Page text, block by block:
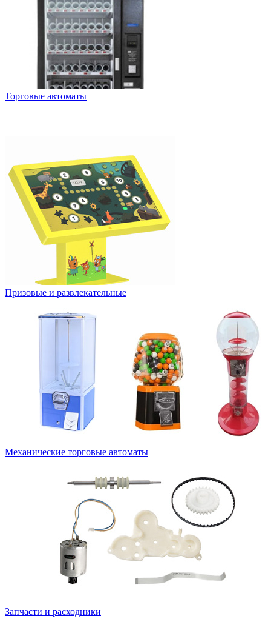
Торговые автоматы
Призовые и развлекательные
Механические торговые автоматы
Запчасти и расходники